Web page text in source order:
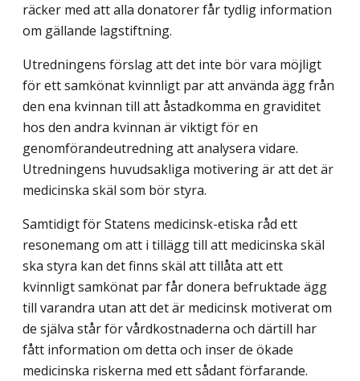
räcker med att alla donatorer får tydlig information
om gällande lagstiftning.
Utredningens förslag att det inte bör vara möjligt
för ett samkönat kvinnligt par att använda ägg från
den ena kvinnan till att åstadkomma en graviditet
hos den andra kvinnan är viktigt för en
genomförandeutredning att analysera vidare.
Utredningens huvudsakliga motivering är att det är
medicinska skäl som bör styra.
Samtidigt för Statens medicinsk-etiska råd ett
resonemang om att i tillägg till att medicinska skäl
ska styra kan det finns skäl att tillåta att ett
kvinnligt samkönat par får donera befruktade ägg
till varandra utan att det är medicinsk motiverat om
de själva står för vårdkostnaderna och därtill har
fått information om detta och inser de ökade
medicinska riskerna med ett sådant förfarande.